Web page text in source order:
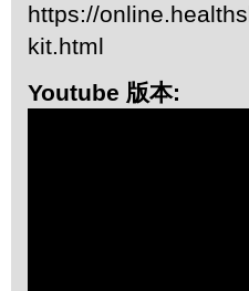
https://
kit.html
Youtube 版本: